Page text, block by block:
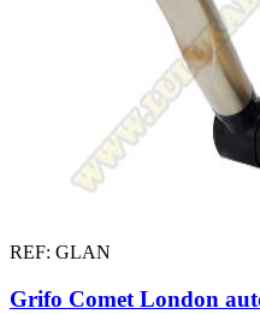
REF: GLAN
Grifo Comet London